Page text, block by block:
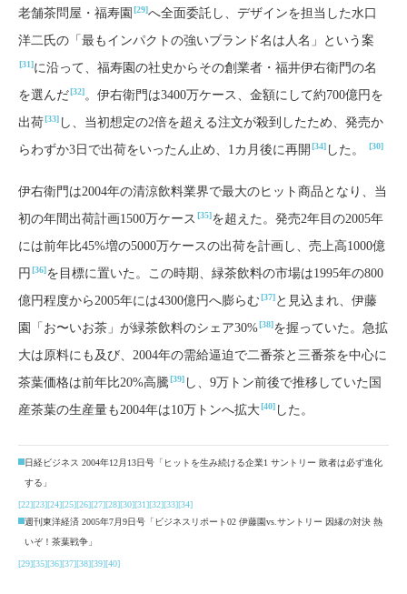
老舗茶問屋・福寿園 [29]へ全面委託し、デザインを担当した水口
洋二氏の「最もインパクトの強いブランド名は人名」という案
[31]に沿って、福寿園の社史からその創業者・福井伊右衛門の名
を選んだ[32]。伊右衛門は3400万ケース、金額にして約700億円を
出荷[33] し、当初想定の2倍を超える注文が殺到したため、発売か
らわずか3日で出荷をいったん止め、1カ月後に再開 [34] した。 [30]
伊右衛門は2004年の清涼飲料業界で最大のヒット商品となり、当
初の年間出荷計画1500万ケース [35]を超えた。発売2年目の2005年
には前年比45%増の5000万ケースの出荷を計画し、売上高1000億
円 [36]を目標に置いた。この時期、緑茶飲料の市場は1995年の800
億円程度から2005年には4300億円へ膨らむ[37]と見込まれ、伊藤
園「お〜いお茶」が緑茶飲料のシェア30%[38]を握っていた。急拡
大は原料にも及び、2004年の需給逼迫で二番茶と三番茶を中心に
茶葉価格は前年比20%高騰[39] し、9万トン前後で推移していた国
産茶葉の生産量も2004年は10万トンへ拡大[40] した。
日経ビジネス 2004年12月13日号「ヒットを生み続ける企業1 サントリー 敗者は必ず進化
する」
[22][23][24][25][26][27][28][30][31][32][33][34]
週刊東洋経済 2005年7月9日号「ビジネスリポート02 伊藤園vs.サントリー 因縁の対決 熱
いぞ！茶葉戦争」
[29][35][36][37][38][39][40]